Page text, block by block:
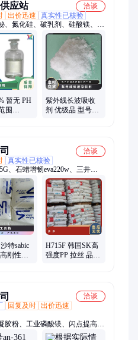
应站
洽谈
出价迅速
真实性已核验
氮化硅、破乳剂、硅酸镁、磷
酸乙酯、氢氧化镁、焦磷酸钠、
醇、氯化氢甲醇、聚丙烯酸钾、
硫酸铵、聚丙烯酰胺、多聚磷酸
钠、高分子絮凝剂
暂无 PH
围
紫外线长波吸收
剂 优级品 型号
洽谈
真实性已核验
、石蜡增韧eva220w、三井
ppj105g
特sabic
刚性
H715F 韩国SK高
强度PP 拉丝 品牌
洽谈
回复及时 出价迅速
胶粉、工业磷酸镁、闪点提高
处理原材料